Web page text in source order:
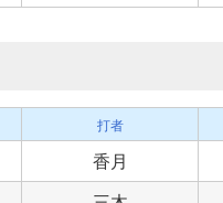
打者
香月